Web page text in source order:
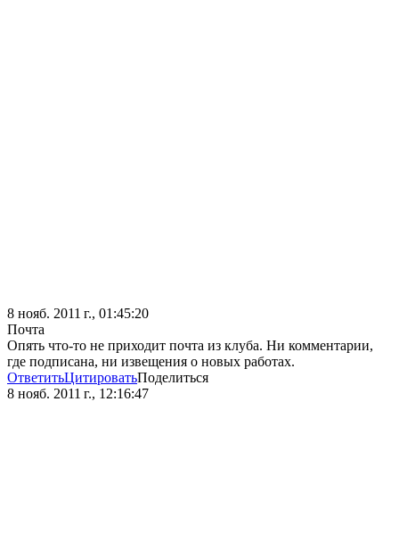
8 нояб. 2011 г., 01:45:20
Почта
Опять что-то не приходит почта из клуба. Ни комментарии,
где подписана, ни извещения о новых работах.
ОтветитьЦитироватьПоделиться
8 нояб. 2011 г., 12:16:47